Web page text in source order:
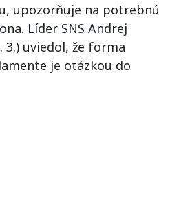
upozorňuje na potrebnú
Líder SNS Andrej
3.) uviedol, že forma
je otázkou do